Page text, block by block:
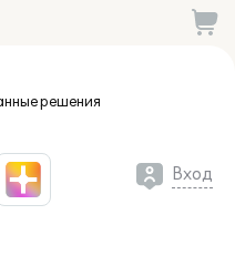
решения
Вход